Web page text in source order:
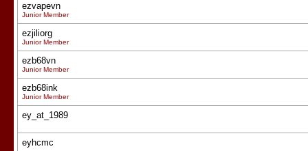
ezvapevn
Junior Member
ezjiliorg
Junior Member
ezb68vn
Junior Member
ezb68ink
Junior Member
ey_at_1989
eyhcmc